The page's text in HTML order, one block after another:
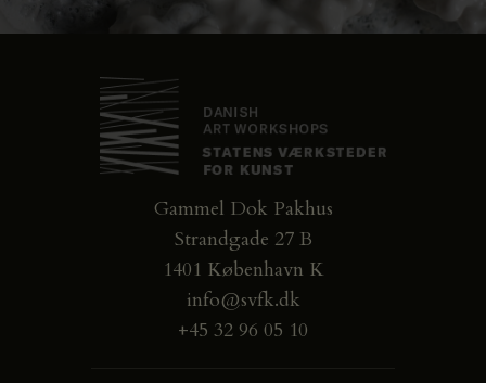
Gammel Dok Pakhus
Strandgade 27 B
1401 København K
info@svfk.dk
+45 32 96 05 10